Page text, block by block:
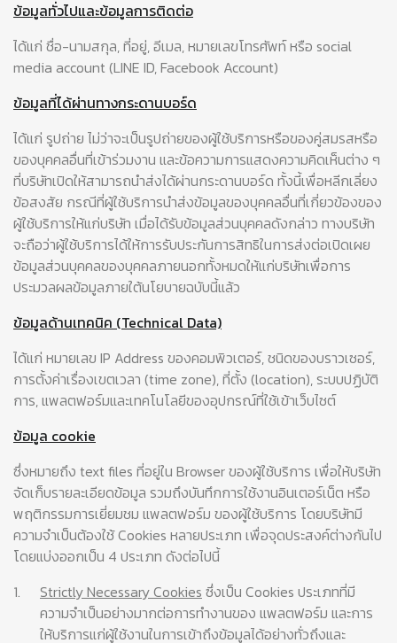
ข้อมูลทั่วไปและข้อมูลการติดต่อ
ได้แก่ ชื่อ-นามสกุล, ที่อยู่, อีเมล, หมายเลขโทรศัพท์ หรือ social
media account (LINE ID, Facebook Account)
ข้อมูลที่ได้ผ่านทางกระดานบอร์ด
ได้แก่ รูปถ่าย ไม่ว่าจะเป็นรูปถ่ายของผู้ใช้บริการหรือของคู่สมรสหรือ
ของบุคคลอื่นที่เข้าร่วมงาน และข้อความการแสดงความคิดเห็นต่าง ๆ
ที่บริษัทเปิดให้สามารถนำส่งได้ผ่านกระดานบอร์ด ทั้งนี้เพื่อหลีกเลี่ยง
ข้อสงสัย กรณีที่ผู้ใช้บริการนำส่งข้อมูลของบุคคลอื่นที่เกี่ยวข้องของ
ผู้ใช้บริการให้แก่บริษัท เมื่อได้รับข้อมูลส่วนบุคคลดังกล่าว ทางบริษัท
จะถือว่าผู้ใช้บริการได้ให้การรับประกันการสิทธิในการส่งต่อเปิดเผย
ข้อมูลส่วนบุคคลของบุคคลภายนอกทั้งหมดให้แก่บริษัทเพื่อการ
ประมวลผลข้อมูลภายใต้นโยบายฉบับนี้แล้ว
ข้อมูลด้านเทคนิค (Technical Data)
ได้แก่ หมายเลข IP Address ของคอมพิวเตอร์, ชนิดของบราวเซอร์,
การตั้งค่าเรื่องเขตเวลา (time zone), ที่ตั้ง (location), ระบบปฏิบัติ
การ, แพลตฟอร์มและเทคโนโลยีของอุปกรณ์ที่ใช้เข้าเว็บไซต์
ข้อมูล cookie
ซึ่งหมายถึง text files ที่อยู่ใน Browser ของผู้ใช้บริการ เพื่อให้บริษัท
จัดเก็บรายละเอียดข้อมูล รวมถึงบันทึกการใช้งานอินเตอร์เน็ต หรือ
พฤติกรรมการเยี่ยมชม แพลตฟอร์ม ของผู้ใช้บริการ โดยบริษัทมี
ความจำเป็นต้องใช้ Cookies หลายประเภท เพื่อจุดประสงค์ต่างกันไป
โดยแบ่งออกเป็น 4 ประเภท ดังต่อไปนี้
1.
Strictly Necessary Cookies ซึ่งเป็น Cookies ประเภทที่มี
ความจำเป็นอย่างมากต่อการทำงานของ แพลตฟอร์ม และการ
ให้บริการแก่ผู้ใช้งานในการเข้าถึงข้อมูลได้อย่างทั่วถึงและ